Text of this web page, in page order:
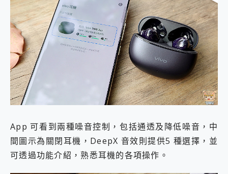
App 可看到兩種噪音控制，包括通透及降低噪音，中
間圖示為關閉耳機，DeepX 音效則提供5 種選擇，並
可透過功能介紹，熟悉耳機的各項操作。